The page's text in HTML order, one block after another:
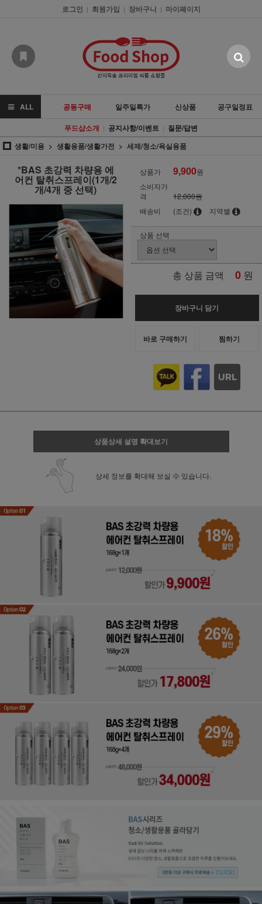
로그인 | 회원가입 | 장바구니 | 마이페이지
ALL 공동구매 일주일특가 신상품
공구일정표
푸드샵소개 | 공지사항/이벤트 | 질문/답변
생활/미용
생활용품/생활가전 세제/청소/욕실용품
*BAS 초강력 차량용 에
어컨 탈취스프레이(1개/2
개/4개 중 선택)
상품가 9,900원
소비자가
격
12,000원
배송비
(조건) 지역별
상품 선택
총 상품 금액 0 원
장바구니 담기
바로 구매하기 찜하기
상품상세 설명 확대보기
상세 정보를 확대해 보실 수 있습니다.